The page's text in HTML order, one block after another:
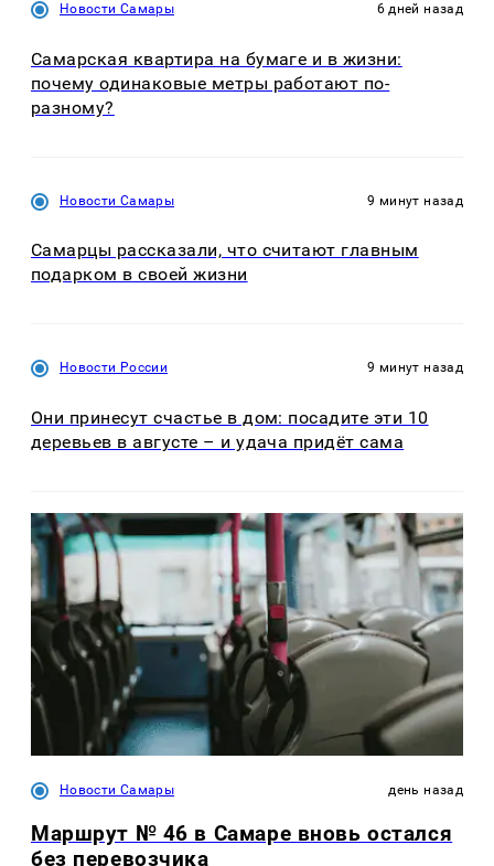
Новости Самары 6 дней назад
Самарская квартира на бумаге и в жизни:
почему одинаковые метры работают по-
разному?
Новости Самары 9 минут назад
Самарцы рассказали, что считают главным
подарком в своей жизни
Новости России 9 минут назад
Они принесут счастье в дом: посадите эти 10
деревьев в августе – и удача придёт сама
Новости Самары день назад
Маршрут № 46 в Самаре вновь остался
без перевозчика